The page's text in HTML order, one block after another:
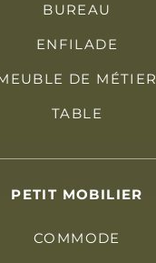
BUREAU
ENFILADE
DE MÉTIER
TABLE
PETIT MOBILIER
COMMODE